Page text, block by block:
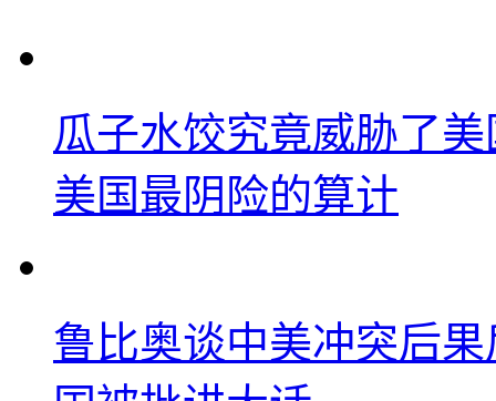
瓜子水饺究竟威胁了
美国最阴险的算计
鲁比奥谈中美冲突后